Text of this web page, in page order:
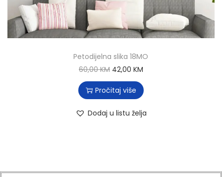
Petodijelna slika 18MO
60,00KM 42,00 KM
Pročitaj više
Dodaj u listu želja